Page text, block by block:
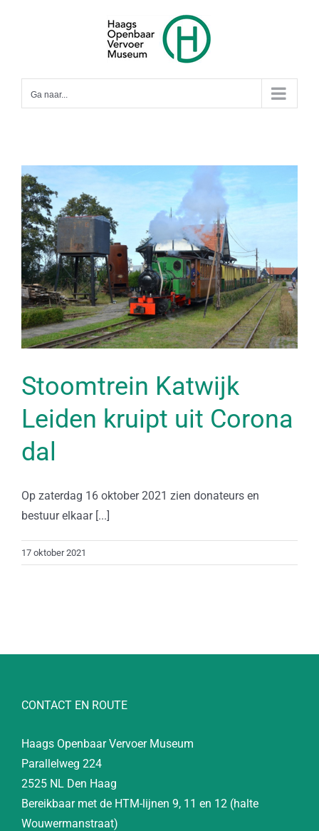
Ga naar...
Stoomtrein Katwijk
Leiden kruipt uit Corona
dal
Op zaterdag 16 oktober 2021 zien donateurs en
bestuur elkaar [...]
17 oktober 2021
CONTACT EN ROUTE
Haags Openbaar Vervoer Museum
Parallelweg 224
2525 NL Den Haag
Bereikbaar met de HTM-lijnen 9, 11 en 12 (halte
Wouwermanstraat)